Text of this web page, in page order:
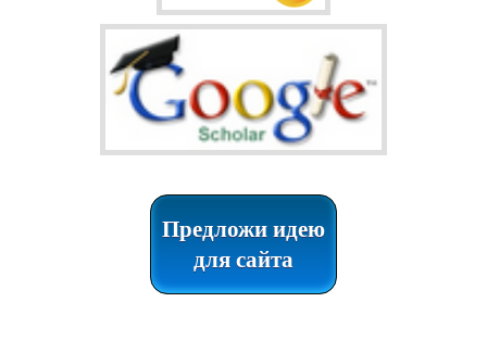
Предложи идею
для сайта